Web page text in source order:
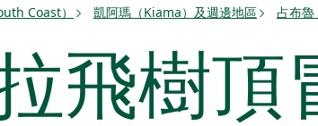
Coast） 凱阿瑪（Kiama）及週邊地區 占布魯
飛樹頂